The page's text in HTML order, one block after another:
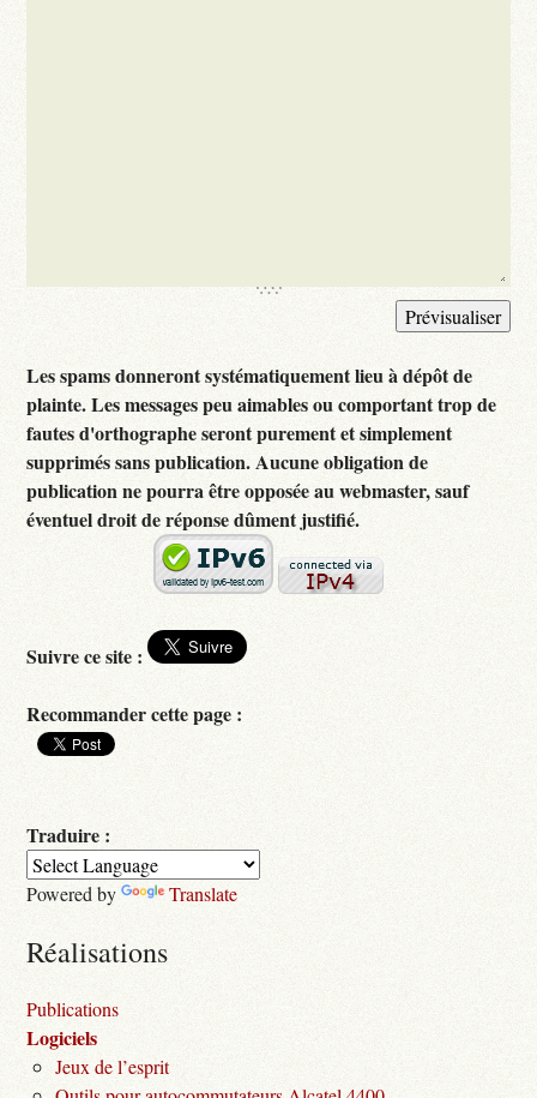
Les spams donneront systématiquement lieu à dépôt de
plainte. Les messages peu aimables ou comportant trop de
fautes d'orthographe seront purement et simplement
supprimés sans publication. Aucune obligation de
publication ne pourra être opposée au webmaster, sauf
éventuel droit de réponse dûment justifié.
Suivre ce site :
Recommander cette page :
Traduire :
Powered by Translate
Réalisations
Publications
Logiciels
Jeux de l’esprit